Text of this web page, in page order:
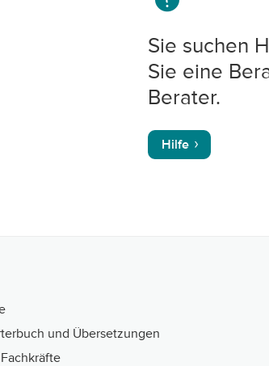
Sie suchen
Sie eine
Berater.
Hilfe
und Übersetzungen